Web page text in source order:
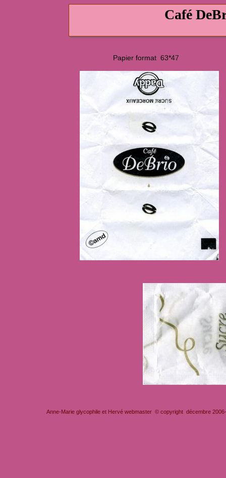
Papier format 63*47
Café
Anne-Marie glycophile et Hervé webmaster © copyright décembre